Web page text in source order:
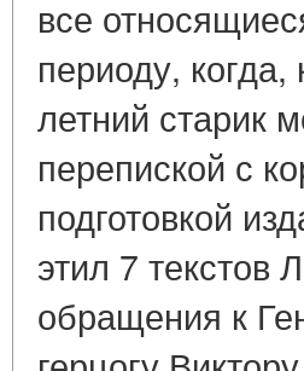
все
периоду,
летний старик
перепиской с
подготовкой
этил 7 текстов
обращения к